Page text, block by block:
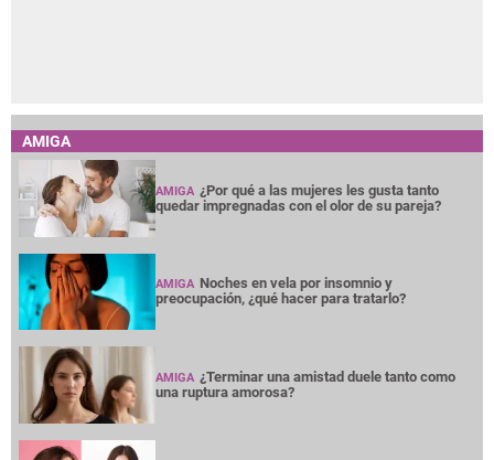
AMIGA
AMIGA ¿Por qué a las mujeres les gusta tanto
quedar impregnadas con el olor de su pareja?
AMIGA Noches en vela por insomnio y
preocupación, ¿qué hacer para tratarlo?
AMIGA ¿Terminar una amistad duele tanto como
una ruptura amorosa?